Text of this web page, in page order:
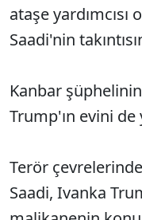
ataşe
Saadi'nin
Kanbar
Trump'ın evini
Terör
Saadi, Ivanka